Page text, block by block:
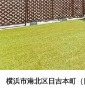
横浜市港北区日吉本町（